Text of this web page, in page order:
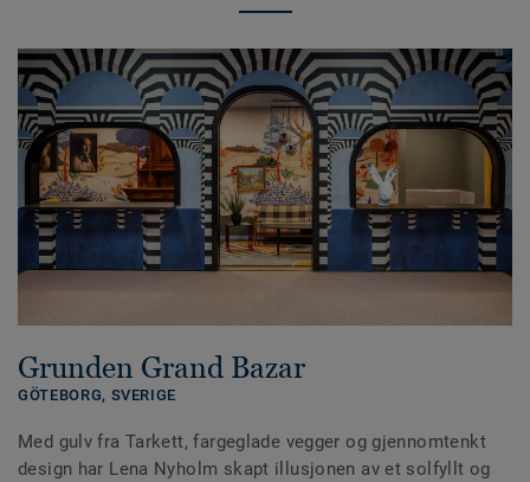
Grunden Grand Bazar
GÖTEBORG, SVERIGE
Med gulv fra Tarkett, fargeglade vegger og gjennomtenkt
design har Lena Nyholm skapt illusjonen av et solfyllt og